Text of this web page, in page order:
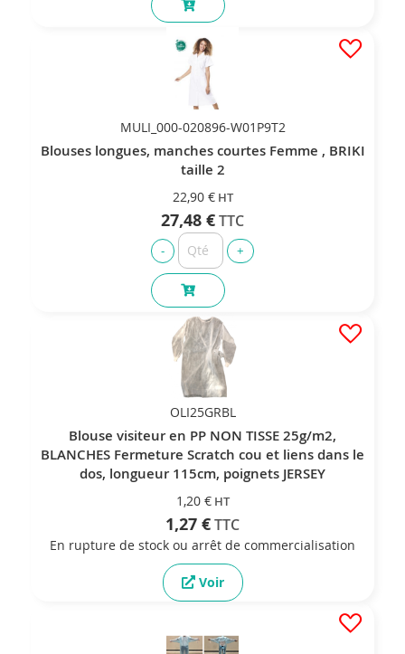
MULI_000-020896-W01P9T2
Blouses longues, manches courtes Femme , BRIKI
taille 2
22,90 €
27,48 €
OLI25GRBL
Blouse visiteur en PP NON TISSE 25g/m2,
BLANCHES Fermeture Scratch cou et liens dans le
dos, longueur 115cm, poignets JERSEY
1,20 €
1,27 €
En rupture de stock ou arrêt de commercialisation
Voir